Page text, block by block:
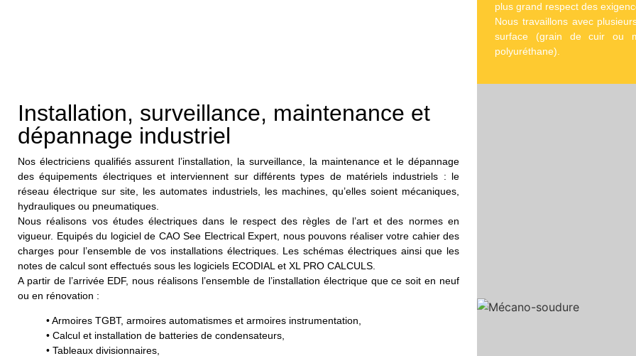
plus grand respect des
Nous travaillons avec
surface (grain de cuir ou
polyuréthane).
Installation, surveillance, maintenance et
dépannage industriel
Nos électriciens qualifiés assurent l’installation, la surveillance, la maintenance et le dépannage
des équipements électriques et interviennent sur différents types de matériels industriels : le
réseau électrique sur site, les automates industriels, les machines, qu’elles soient mécaniques,
hydrauliques ou pneumatiques.
Nous réalisons vos études électriques dans le respect des règles de l’art et des normes en
vigueur. Equipés du logiciel de CAO See Electrical Expert, nous pouvons réaliser votre cahier des
charges pour l’ensemble de vos installations électriques. Les schémas électriques ainsi que les
notes de calcul sont effectués sous les logiciels ECODIAL et XL PRO CALCULS.
A partir de l’arrivée EDF, nous réalisons l’ensemble de l’installation électrique que ce soit en neuf
ou en rénovation :
• Armoires TGBT, armoires automatismes et armoires instrumentation,
• Calcul et installation de batteries de condensateurs,
• Tableaux divisionnaires,